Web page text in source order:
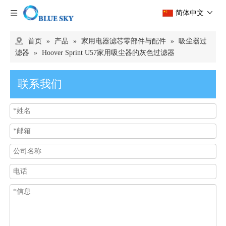
简体中文
首页 » 产品 » 家用电器滤芯零部件与配件 » 吸尘器过
滤器
» Hoover Sprint U57家用吸尘器的灰色过滤器
联系我们